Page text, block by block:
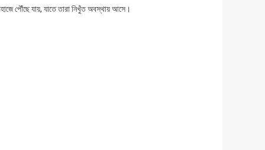
পৌঁছে যায়, যাতে তারা নিখুঁত অবস্থায় আসে।